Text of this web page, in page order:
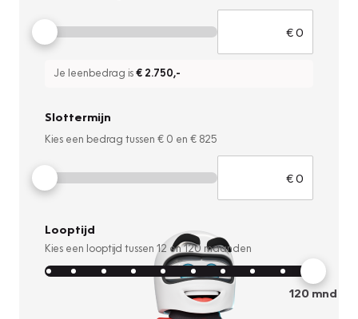
Je leenbedrag is€ 2.750,-
Slottermijn
Kies een bedrag tussen € 0 en € 825
Looptijd
Kies een looptijd tussen 12 en120 maanden
120mnd